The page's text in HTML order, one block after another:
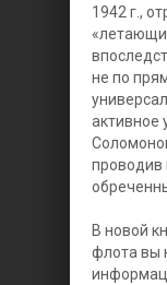
1942 г.,
не по
активное
проводив
В новой
флота вы